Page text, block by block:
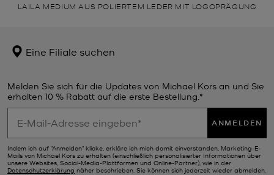
LAILA MEDIUM AUS POLIERTEM LEDER MIT LOGOPRÄGUNG
Eine Filiale suchen
Melden Sie sich für die Updates von Michael Kors an und Sie
erhalten 10 % Rabatt auf die erste Bestellung.*
ANMELDEN
Indem ich auf "Anmelden" klicke, erkläre ich mich damit einverstanden, Marketing-E-
Mails von Michael Kors zu erhalten (einschließlich personalisierter Informationen über
unsere Websites, Social-Media-Plattformen und Online-Partner), wie in der
Datenschutzerklärung näher beschrieben. Sie können sich jederzeit wieder abmelden.